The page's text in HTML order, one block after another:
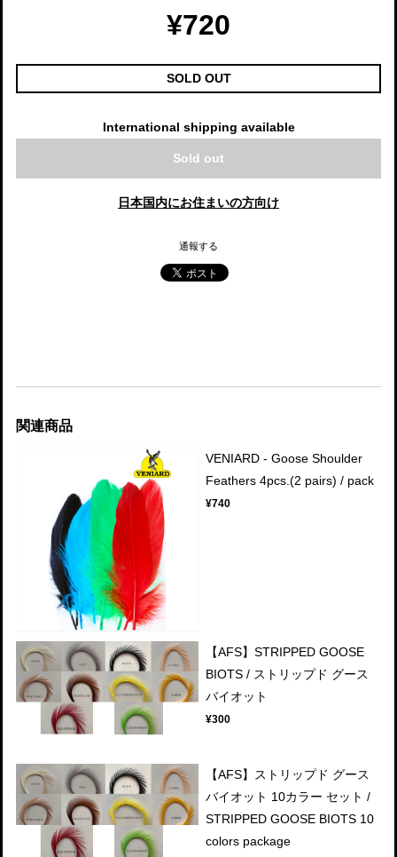
¥720
SOLD OUT
International shipping available
Sold out
日本国内にお住まいの方向け
通報する
関連商品
VENIARD - Goose Shoulder
Feathers 4pcs.(2 pairs) / pack
¥740
【AFS】STRIPPED GOOSE
BIOTS / ストリップド グース
バイオット
¥300
【AFS】ストリップド グース
バイオット 10カラー セット /
STRIPPED GOOSE BIOTS 10
colors package